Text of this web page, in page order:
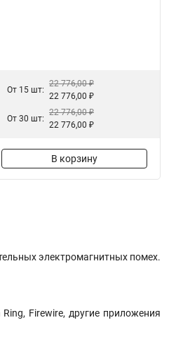
От 15 шт:
22 776,00 ₽
22 776,00 ₽
От 30 шт:
22 776,00 ₽
22 776,00 ₽
В корзину
электромагнитных помех.
Firewire, другие приложения